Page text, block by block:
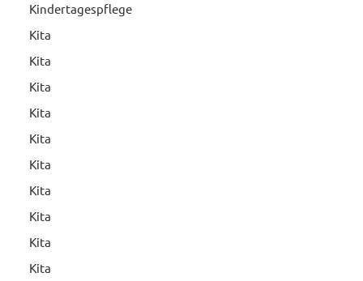
Kindertagespflege
Kita
Kita
Kita
Kita
Kita
Kita
Kita
Kita
Kita
Kita